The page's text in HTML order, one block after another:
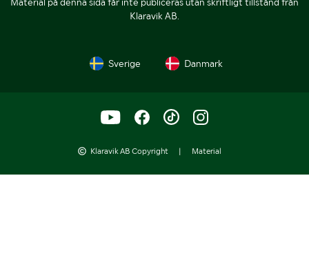
Klaravik AB.
Sverige Danmark
Klaravik AB Copyright | Material